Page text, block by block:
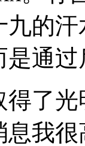
的
通
了
我